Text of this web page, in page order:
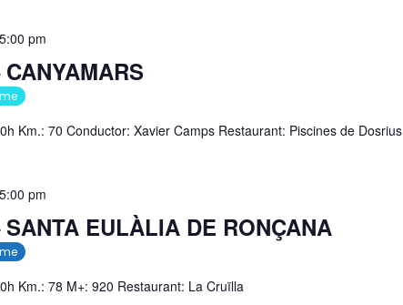
5:00 pm
Km.: 70 Conductor: Xavier Camps Restaurant: Piscines de Dosrius
EULÀLIA DE RONÇANA
5:00 pm
Km.: 78 M+: 920 Restaurant: La Cruïlla